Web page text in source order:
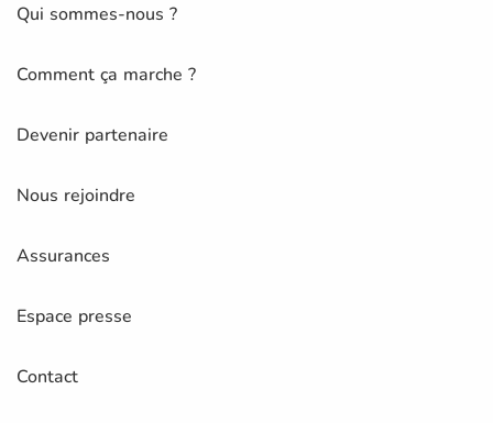
Qui sommes-nous ?
Comment ça marche ?
Devenir partenaire
Nous rejoindre
Assurances
Espace presse
Contact